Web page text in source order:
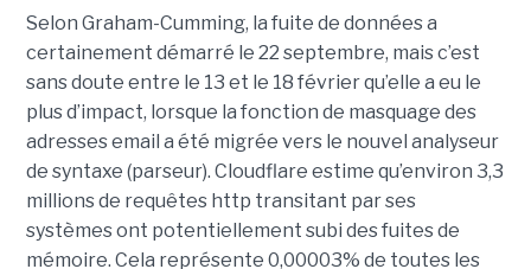
Selon Graham-Cumming, la fuite de données a
certainement démarré le 22 septembre, mais c’est
sans doute entre le 13 et le 18 février qu’elle a eu le
plus d’impact, lorsque la fonction de masquage des
adresses email a été migrée vers le nouvel analyseur
de syntaxe (parseur). Cloudflare estime qu’environ 3,3
millions de requêtes http transitant par ses
systèmes ont potentiellement subi des fuites de
mémoire. Cela représente 0,00003% de toutes les